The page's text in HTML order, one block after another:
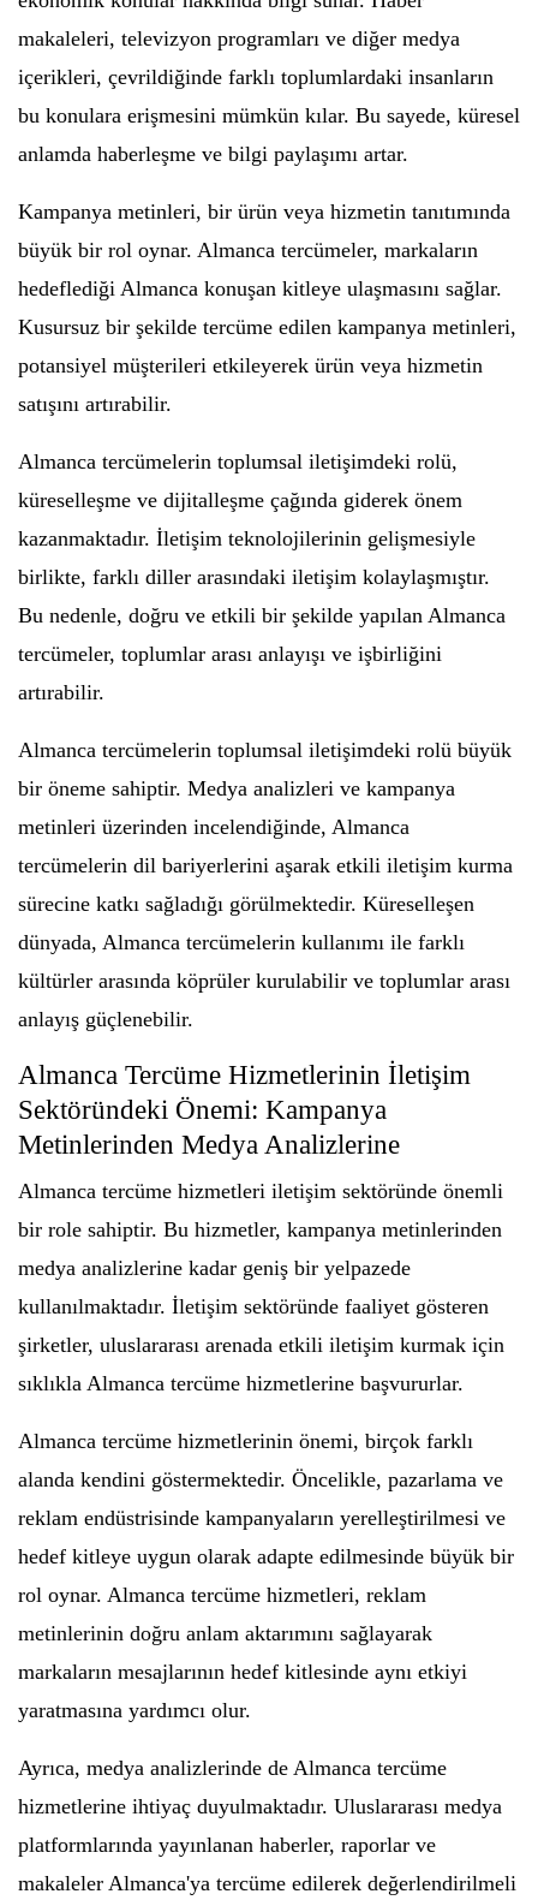
makaleleri, televizyon programları ve diğer medya
içerikleri, çevrildiğinde farklı toplumlardaki insanların
bu konulara erişmesini mümkün kılar. Bu sayede, küresel
anlamda haberleşme ve bilgi paylaşımı artar.
Kampanya metinleri, bir ürün veya hizmetin tanıtımında
büyük bir rol oynar. Almanca tercümeler, markaların
hedeflediği Almanca konuşan kitleye ulaşmasını sağlar.
Kusursuz bir şekilde tercüme edilen kampanya metinleri,
potansiyel müşterileri etkileyerek ürün veya hizmetin
satışını artırabilir.
Almanca tercümelerin toplumsal iletişimdeki rolü,
küreselleşme ve dijitalleşme çağında giderek önem
kazanmaktadır. İletişim teknolojilerinin gelişmesiyle
birlikte, farklı diller arasındaki iletişim kolaylaşmıştır.
Bu nedenle, doğru ve etkili bir şekilde yapılan Almanca
tercümeler, toplumlar arası anlayışı ve işbirliğini
artırabilir.
Almanca tercümelerin toplumsal iletişimdeki rolü büyük
bir öneme sahiptir. Medya analizleri ve kampanya
metinleri üzerinden incelendiğinde, Almanca
tercümelerin dil bariyerlerini aşarak etkili iletişim kurma
sürecine katkı sağladığı görülmektedir. Küreselleşen
dünyada, Almanca tercümelerin kullanımı ile farklı
kültürler arasında köprüler kurulabilir ve toplumlar arası
anlayış güçlenebilir.
Almanca Tercüme Hizmetlerinin İletişim
Sektöründeki Önemi: Kampanya
Metinlerinden Medya Analizlerine
Almanca tercüme hizmetleri iletişim sektöründe önemli
bir role sahiptir. Bu hizmetler, kampanya metinlerinden
medya analizlerine kadar geniş bir yelpazede
kullanılmaktadır. İletişim sektöründe faaliyet gösteren
şirketler, uluslararası arenada etkili iletişim kurmak için
sıklıkla Almanca tercüme hizmetlerine başvururlar.
Almanca tercüme hizmetlerinin önemi, birçok farklı
alanda kendini göstermektedir. Öncelikle, pazarlama ve
reklam endüstrisinde kampanyaların yerelleştirilmesi ve
hedef kitleye uygun olarak adapte edilmesinde büyük bir
rol oynar. Almanca tercüme hizmetleri, reklam
metinlerinin doğru anlam aktarımını sağlayarak
markaların mesajlarının hedef kitlesinde aynı etkiyi
yaratmasına yardımcı olur.
Ayrıca, medya analizlerinde de Almanca tercüme
hizmetlerine ihtiyaç duyulmaktadır. Uluslararası medya
platformlarında yayınlanan haberler, raporlar ve
makaleler Almanca'ya tercüme edilerek değerlendirilmeli